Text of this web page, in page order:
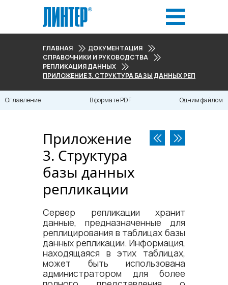
ГЛАВНАЯ
ДОКУМЕНТАЦИЯ
СПРАВОЧНИКИ И РУКОВОДСТВА
РЕПЛИКАЦИЯ ДАННЫХ
ПРИЛОЖЕНИЕ 3. СТРУКТУРА БАЗЫ ДАННЫХ РЕПЛИКАЦИИ
Оглавление В формате PDF Одним файлом
Приложение
3. Структура
базы данных
репликации
Сервер репликации хранит
данные, предназначенные для
реплицирования в таблицах базы
данных репликации. Информация,
находящаяся в этих таблицах,
может быть использована
администратором для более